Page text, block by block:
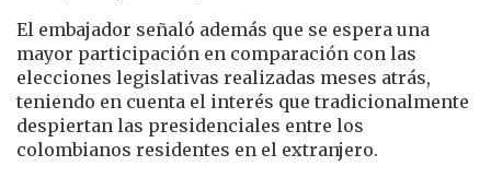
El embajador señaló además que se espera una
mayor participación en comparación con las
elecciones legislativas realizadas meses atrás,
teniendo en cuenta el interés que tradicionalmente
despiertan las presidenciales entre los
colombianos residentes en el extranjero.